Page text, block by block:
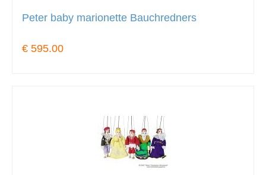
Peter baby marionette Bauchredners
€ 595.00